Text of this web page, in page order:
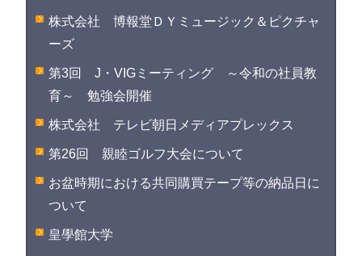
株式会社 博報堂ＤＹミュージック＆ピクチャ
ーズ
第3回 J・VIGミーティング ～令和の社員教
育～ 勉強会開催
株式会社 テレビ朝日メディアプレックス
第26回 親睦ゴルフ大会について
お盆時期における共同購買テープ等の納品日に
ついて
皇學館大学